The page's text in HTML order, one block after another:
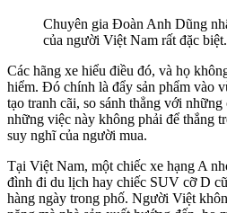
Chuyên gia Đoàn Anh Dũng
của người Việt Nam rất đặc biệt.
Các hãng xe hiểu điều đó, và họ
hiểm. Đó chính là đẩy sản phẩm vào
tạo tranh cãi, so sánh thẳng với
những việc này không phải để thắng
suy nghĩ của người mua.
Tại Việt Nam, một chiếc xe hạng A
đình đi du lịch hay chiếc SUV cỡ D
hàng ngày trong phố. Người Việt